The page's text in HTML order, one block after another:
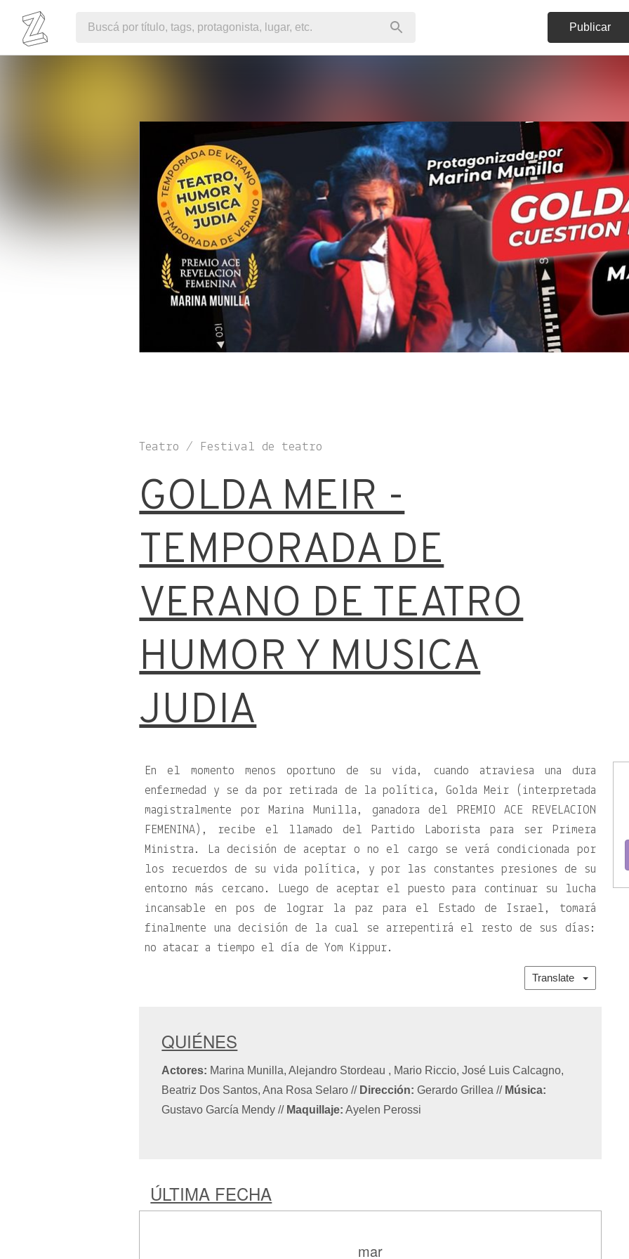
Publicar
Teatro / Festival de teatro
GOLDA MEIR -
TEMPORADA DE
VERANO DE TEATRO
HUMOR Y MUSICA
JUDIA
En el momento menos oportuno de su vida, cuando atraviesa una dura
enfermedad y se da por retirada de la política, Golda Meir (interpretada
magistralmente por Marina Munilla, ganadora del PREMIO ACE REVELACION
FEMENINA), recibe el llamado del Partido Laborista para ser Primera
Ministra. La decisión de aceptar o no el cargo se verá condicionada por
los recuerdos de su vida política, y por las constantes presiones de su
entorno más cercano. Luego de aceptar el puesto para continuar su lucha
incansable en pos de lograr la paz para el Estado de Israel, tomará
finalmente una decisión de la cual se arrepentirá el resto de sus días:
no atacar a tiempo el día de Yom Kippur.
Translate
QUIÉNES
Actores: Marina Munilla, Alejandro Stordeau , Mario Riccio, José Luis Calcagno,
Beatriz Dos Santos, Ana Rosa Selaro// Dirección: Gerardo Grillea// Música:
Gustavo García Mendy// Maquillaje: Ayelen Perossi
ÚLTIMA FECHA
mar